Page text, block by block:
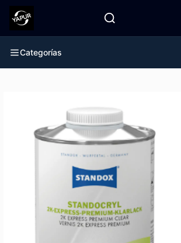
Categorías